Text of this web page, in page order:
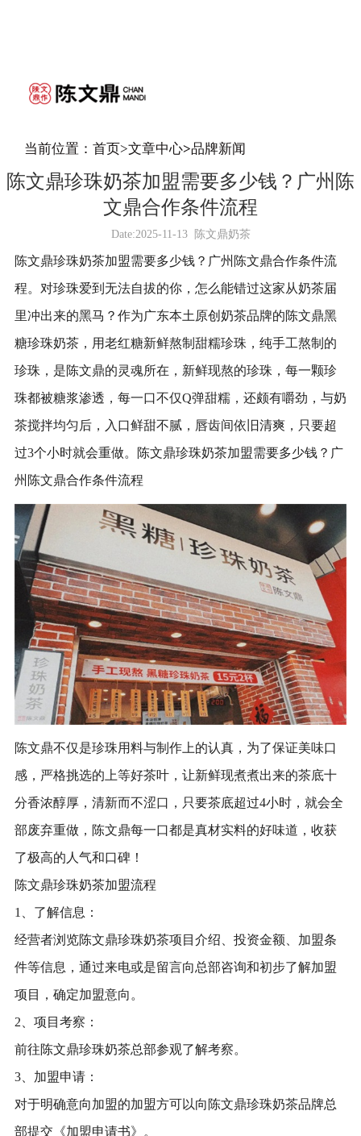
当前位置： 首页>文章中心>品牌新闻
陈文鼎珍珠奶茶加盟需要多少钱？广州陈
文鼎合作条件流程
Date:2025-11-13 陈文鼎奶茶
陈文鼎珍珠奶茶加盟需要多少钱？广州陈文鼎合作条件流
程。 对珍珠爱到无法自拔的你，怎么能错过这家从奶茶届
里冲出来的黑马？作为广东本土原创奶茶品牌的陈文鼎黑
糖珍珠奶茶，用老红糖新鲜熬制甜糯珍珠，纯手工熬制的
珍珠，是陈文鼎的灵魂所在，新鲜现熬的珍珠，每一颗珍
珠都被糖浆渗透，每一口不仅Q弹甜糯，还颇有嚼劲，与奶
茶搅拌均匀后，入口鲜甜不腻，唇齿间依旧清爽，只要超
过3个小时就会重做。
陈文鼎珍珠奶茶加盟需要多少钱？广
州陈文鼎合作条件流程
陈文鼎不仅是珍珠用料与制作上的认真，为了保证美味口
感，严格挑选的上等好茶叶，让新鲜现煮煮出来的茶底十
分香浓醇厚，清新而不涩口，只要茶底超过4小时，就会全
部废弃重做，陈文鼎每一口都是真材实料的好味道，收获
了极高的人气和口碑！
陈文鼎珍珠奶茶加盟流程
1、了解信息：
经营者浏览陈文鼎珍珠奶茶项目介绍、投资金额、加盟条
件等信息，通过来电或是留言向总部咨询和初步了解加盟
项目，确定加盟意向。
2、项目考察：
前往陈文鼎珍珠奶茶总部参观了解考察。
3、加盟申请：
对于明确意向加盟的加盟方可以向陈文鼎珍珠奶茶品牌总
部提交《加盟申请书》。